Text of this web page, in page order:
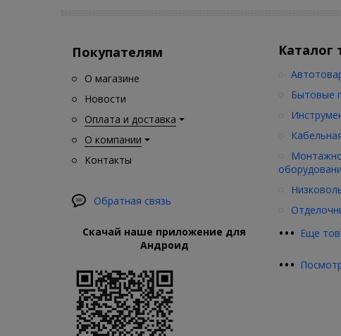
Покупателям
О магазине
Новости
Оплата и доставка
О компании
Контакты
Обратная связь
Скачай наше приложение для
Андроид
Каталог
••• Еще
Бытовые
•••